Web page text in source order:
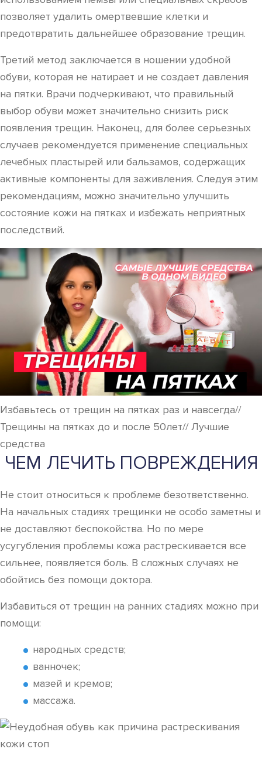
позволяет удалить омертвевшие клетки и
предотвратить дальнейшее образование трещин.
Третий метод заключается в ношении удобной
обуви, которая не натирает и не создает давления
на пятки. Врачи подчеркивают, что правильный
выбор обуви может значительно снизить риск
появления трещин. Наконец, для более серьезных
случаев рекомендуется применение специальных
лечебных пластырей или бальзамов, содержащих
активные компоненты для заживления. Следуя этим
рекомендациям, можно значительно улучшить
состояние кожи на пятках и избежать неприятных
последствий.
Избавьтесь от трещин на пятках раз и навсегда//
Трещины на пятках до и после 50лет// Лучшие
средства
ЧЕМ ЛЕЧИТЬ ПОВРЕЖДЕНИЯ
Не стоит относиться к проблеме безответственно.
На начальных стадиях трещинки не особо заметны и
не доставляют беспокойства. Но по мере
усугубления проблемы кожа растрескивается все
сильнее, появляется боль. В сложных случаях не
обойтись без помощи доктора.
Избавиться от трещин на ранних стадиях можно при
помощи:
народных средств;
ванночек;
мазей и кремов;
массажа.